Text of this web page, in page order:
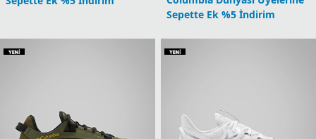
Sepette Ek %5 İndirim